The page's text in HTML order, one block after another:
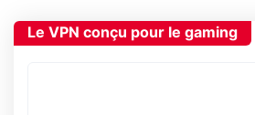
Le VPN conçu pour le gaming